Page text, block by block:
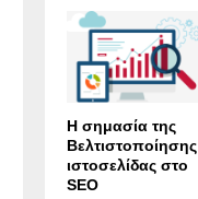
Η σημασία της
Βελτιστοποίησης
ιστοσελίδας στο
SEO